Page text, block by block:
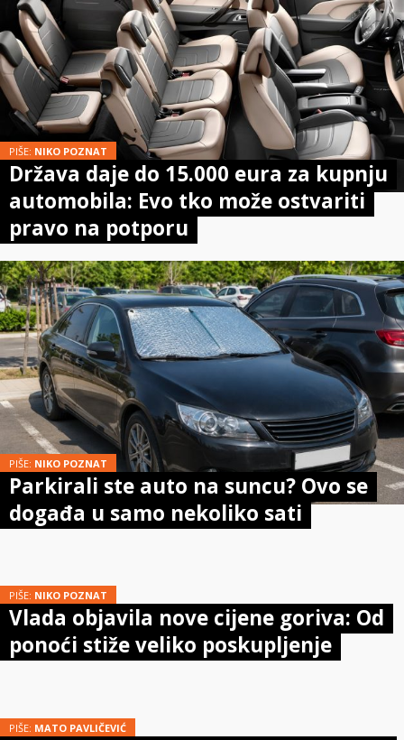
PIŠE: NIKO POZNAT
Država daje do 15.000 eura za kupnju
automobila: Evo tko može ostvariti
pravo na potporu
PIŠE: NIKO POZNAT
Parkirali ste auto na suncu? Ovo se
događa u samo nekoliko sati
PIŠE: NIKO POZNAT
Vlada objavila nove cijene goriva: Od
ponoći stiže veliko poskupljenje
PIŠE: MATO PAVLIČEVIĆ